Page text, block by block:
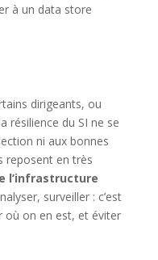
à un data store
dirigeants, ou
résilience du SI ne se
ni aux bonnes
reposent en très
l’infrastructure
surveiller : c’est
où on en est, et éviter